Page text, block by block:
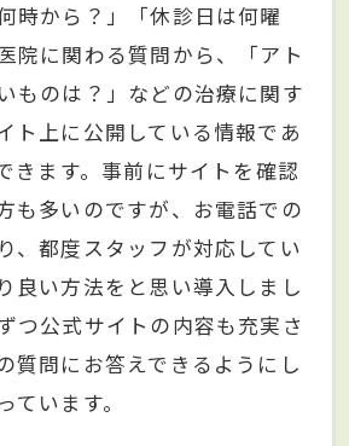
時から？」「休診日は何曜
院に関わる質問から、「アト
ものは？」などの治療に関す
ト上に公開している情報であ
きます。事前にサイトを確認
も多いのですが、お電話での
、都度スタッフが対応してい
良い方法をと思い導入しまし
つ公式サイトの内容も充実さ
質問にお答えできるようにし
ています。